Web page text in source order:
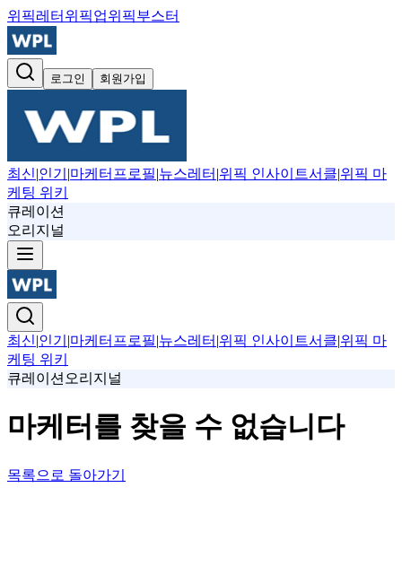
위픽레터 위픽업위픽부스터
로그인 회원가입
최신|인기 |마케터프로필|뉴스레터 |위픽 인사이트서클|위픽 마
케팅 위키
큐레이션
오리지널
최신|인기 |마케터프로필|뉴스레터 |위픽 인사이트서클|위픽 마
케팅 위키
큐레이션 오리지널
마케터를 찾을 수 없습니다
목록으로 돌아가기